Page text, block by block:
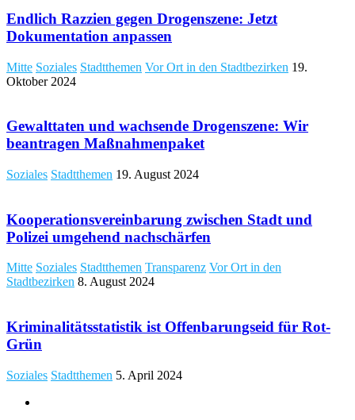
Endlich Razzien gegen Drogenszene: Jetzt
Dokumentation anpassen
Mitte Soziales Stadtthemen Vor Ort in den Stadtbezirken 19.
Oktober 2024
Gewalttaten und wachsende Drogenszene: Wir
beantragen Maßnahmenpaket
Soziales Stadtthemen 19. August 2024
Kooperationsvereinbarung zwischen Stadt und
Polizei umgehend nachschärfen
Mitte Soziales Stadtthemen Transparenz Vor Ort in den
Stadtbezirken 8. August 2024
Kriminalitätsstatistik ist Offenbarungseid für Rot-
Grün
Soziales Stadtthemen 5. April 2024